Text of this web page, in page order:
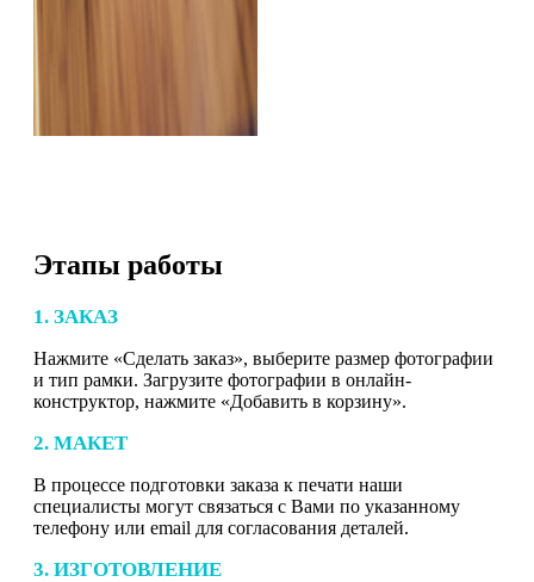
Этапы работы
1. ЗАКАЗ
Нажмите «Сделать заказ», выберите размер фотографии
и тип рамки. Загрузите фотографии в онлайн-
конструктор, нажмите «Добавить в корзину».
2. МАКЕТ
В процессе подготовки заказа к печати наши
специалисты могут связаться с Вами по указанному
телефону или email для согласования деталей.
3. ИЗГОТОВЛЕНИЕ